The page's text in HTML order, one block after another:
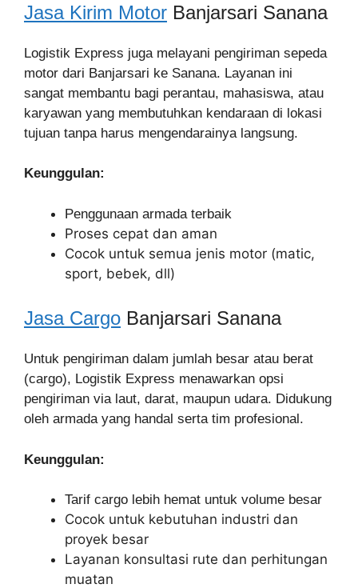
Jasa Kirim Motor Banjarsari Sanana
Logistik Express juga melayani pengiriman sepeda
motor dari Banjarsari ke Sanana. Layanan ini
sangat membantu bagi perantau, mahasiswa, atau
karyawan yang membutuhkan kendaraan di lokasi
tujuan tanpa harus mengendarainya langsung.
Keunggulan:
Penggunaan armada terbaik
Proses cepat dan aman
Cocok untuk semua jenis motor (matic,
sport, bebek, dll)
Jasa Cargo Banjarsari Sanana
Untuk pengiriman dalam jumlah besar atau berat
(cargo), Logistik Express menawarkan opsi
pengiriman via laut, darat, maupun udara. Didukung
oleh armada yang handal serta tim profesional.
Keunggulan:
Tarif cargo lebih hemat untuk volume besar
Cocok untuk kebutuhan industri dan
proyek besar
Layanan konsultasi rute dan perhitungan
muatan